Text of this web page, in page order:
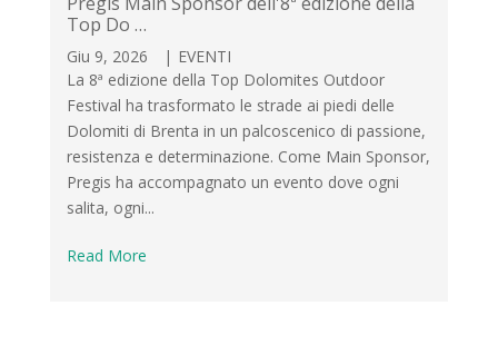
Top Do …
Giu 9, 2026 | EVENTI
La 8ª edizione della Top Dolomites Outdoor
Festival ha trasformato le strade ai piedi delle
Dolomiti di Brenta in un palcoscenico di passione,
resistenza e determinazione. Come Main Sponsor,
Pregis ha accompagnato un evento dove ogni
salita, ogni...
Read More